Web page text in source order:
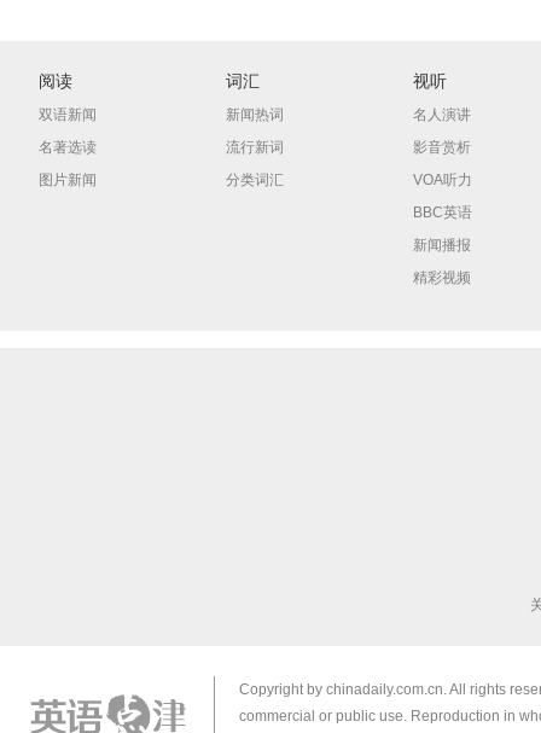
阅读
双语新闻
名著选读
图片新闻
词汇
新闻热词
流行新词
分类词汇
视听
名人演讲
影音赏析
VOA听力
BBC英语
新闻播报
精彩视频
Copyright by chinadaily.com.cn. All rights
commercial or public use. Reproduction in